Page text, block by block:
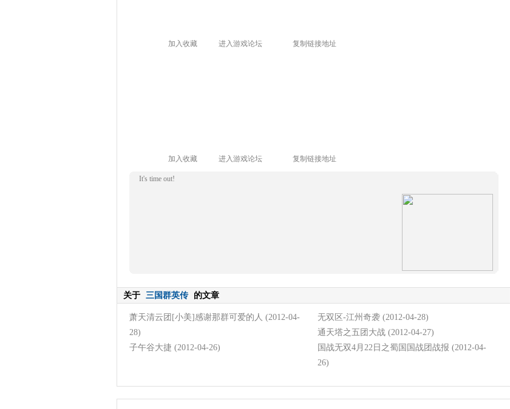
加入收藏 进入游戏论坛 复制链接地址
加入收藏 进入游戏论坛 复制链接地址
It's time out!
关于 三国群英传 的文章
萧天清云团[小美]感谢那群可爱的人 (2012-04-
28)
无双区-江州奇袭 (2012-04-28)
通天塔之五团大战 (2012-04-27)
子午谷大捷 (2012-04-26) 国战无双4月22日之蜀国国战团战报 (2012-04-
26)